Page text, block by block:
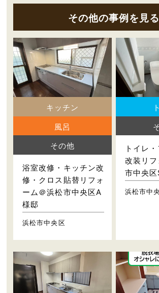
その他の事例を見る
キッチン
風呂
その他
浴室改修・キッチン改
修・クロス貼替リフォ
ーム＠浜松市中央区A
様邸
浜松市中央区
トイレ
改装リ
市中央
浜松市中